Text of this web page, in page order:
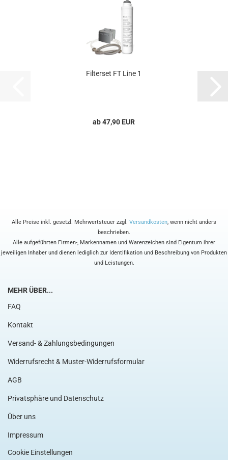
Filterset FT Line 1
ab 47,90 EUR
Alle Preise inkl. gesetzl. Mehrwertsteuer zzgl. Versandkosten, wenn nicht anders
beschrieben.
Alle aufgeführten Firmen-, Markennamen und Warenzeichen sind Eigentum ihrer
jeweiligen Inhaber und dienen lediglich zur Identifikation und Beschreibung von Produkten
und Leistungen.
MEHR ÜBER...
FAQ
Kontakt
Versand- & Zahlungsbedingungen
Widerrufsrecht & Muster-Widerrufsformular
AGB
Privatsphäre und Datenschutz
Über uns
Impressum
Cookie Einstellungen